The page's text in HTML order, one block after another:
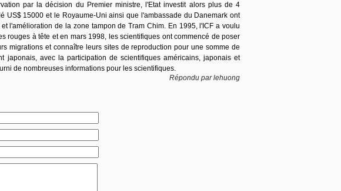
par la décision du Premier ministre, l'Etat investit alors plus de 4
US$ 15000 et le Royaume-Uni ainsi que l'ambassade du Danemark ont
l'amélioration de la zone tampon de Tram Chim. En 1995, l'ICF a voulu
rouges à tête et en mars 1998, les scientifiques ont commencé de poser
migrations et connaître leurs sites de reproduction pour une somme de
japonais, avec la participation de scientifiques américains, japonais et
de nombreuses informations pour les scientifiques.
Répondu par lehuong